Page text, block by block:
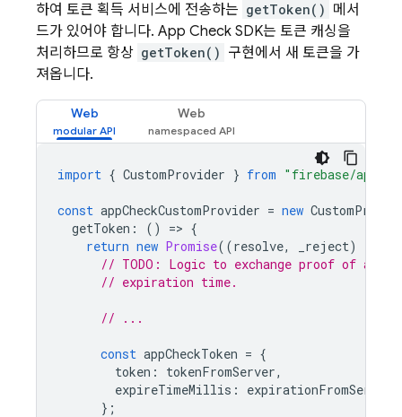
하여 토큰 획득 서비스에 전송하는 getToken() 메서
드가 있어야 합니다. App Check SDK는 토큰 캐싱을
처리하므로 항상 getToken() 구현에서 새 토큰을 가
져옵니다.
Web Web
import { CustomProvider } from "firebase/app-
const appCheckCustomProvider = new
getToken : () => {
return new Promise((resolve, _reject)
// TODO: Logic to exchange proof of
// expiration time.
// ...
const appCheckToken = {
token : tokenFromServer,
expireTimeMillis : expirationFromServer
};